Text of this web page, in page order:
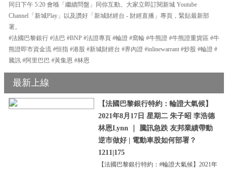
同日下午 5:20 會喺「繼續問盤」同你互動。大家立即訂閱新城 Youtube
Channel「新城Play」以及讚好「新城財經台 - 財經直播」專頁，緊貼最新部
署。
#法國巴黎銀行 #法巴 #BNP #法證專頁 #輪證 #窩輪 #牛熊證 #牛熊證重貨區 #牛
熊證即市資金流 #恒指 #港股 #新城財經台 #界內證 #inlinewarrant #炒股 #輪證 #
騰訊 #阿里巴巴 #黃集恩 #林恩
最新上線
【法國巴黎銀行特約：輪證大氣候】
2021年8月17日 星期二 朱子昭 李浩德
林恩Lynn ｜ 騰訊急跌 友邦業績帶動
逆市做好 | 電動車股如何部署？
1211|175
【法國巴黎銀行特約：#輪證大氣候】2021年